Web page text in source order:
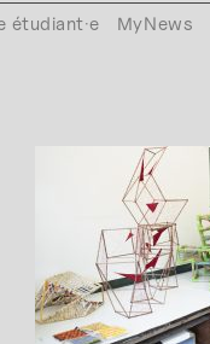
étudiant·e MyNews